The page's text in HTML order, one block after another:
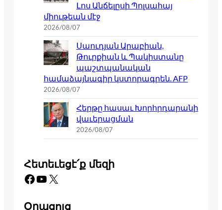
Լոս Անճելըսի Պոլսահայ
միութեան մէջ
2026/08/07
Սաուդյան Արաբիան,
Թուրքիան և Պակիստանը
պաշտպանական
համաձայնագիր կստորագրեն. AFP
2026/08/07
Հերթը հասաւ Խորհրդարանի
վաւերացման
2026/08/07
Հետեւեցէ՛ք մեզի
Facebook YouTube X
Օրացոյց